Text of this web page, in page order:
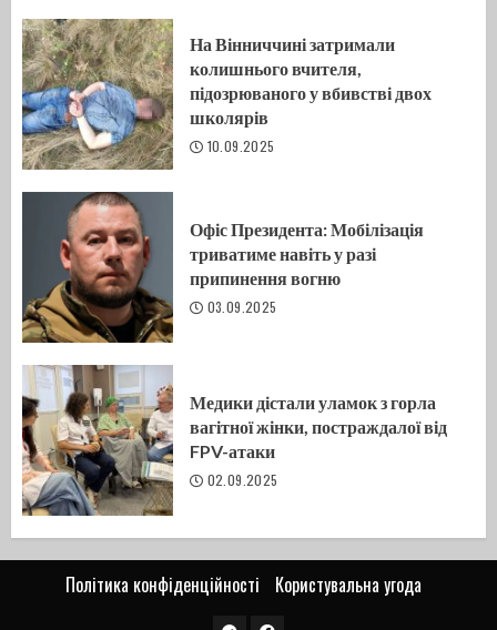
На Вінниччині затримали
колишнього вчителя,
підозрюваного у вбивстві двох
школярів
10.09.2025
Офіс Президента: Мобілізація
триватиме навіть у разі
припинення вогню
03.09.2025
Медики дістали уламок з горла
вагітної жінки, постраждалої від
FPV-атаки
02.09.2025
Політика конфіденційності Користувальна угода